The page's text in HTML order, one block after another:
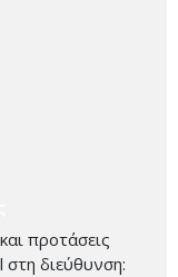
προτάσεις
διεύθυνση: